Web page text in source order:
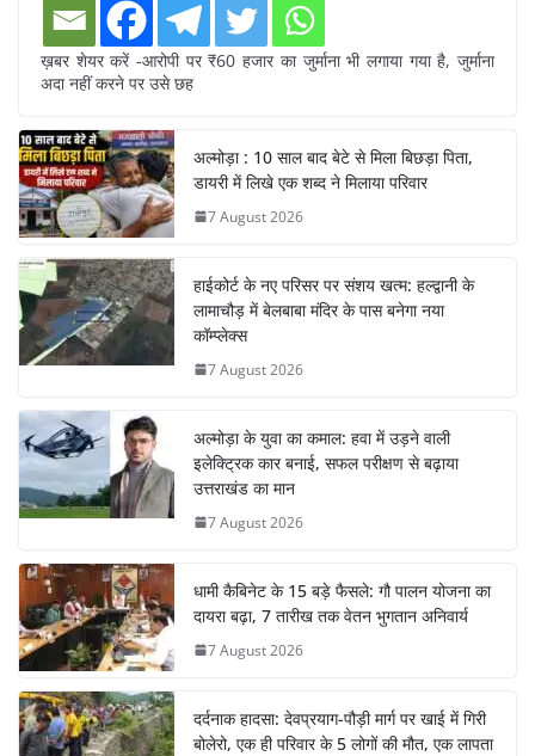
ख़बर शेयर करें -आरोपी पर ₹60 हजार का जुर्माना भी लगाया गया है, जुर्माना
अदा नहीं करने पर उसे छह
अल्मोड़ा : 10 साल बाद बेटे से मिला बिछड़ा पिता,
डायरी में लिखे एक शब्द ने मिलाया परिवार
7 August 2026
हाईकोर्ट के नए परिसर पर संशय खत्म: हल्द्वानी के
लामाचौड़ में बेलबाबा मंदिर के पास बनेगा नया
कॉम्प्लेक्स
7 August 2026
अल्मोड़ा के युवा का कमाल: हवा में उड़ने वाली
इलेक्ट्रिक कार बनाई, सफल परीक्षण से बढ़ाया
उत्तराखंड का मान
7 August 2026
धामी कैबिनेट के 15 बड़े फैसले: गौ पालन योजना का
दायरा बढ़ा, 7 तारीख तक वेतन भुगतान अनिवार्य
7 August 2026
दर्दनाक हादसा: देवप्रयाग-पौड़ी मार्ग पर खाई में गिरी
बोलेरो, एक ही परिवार के 5 लोगों की मौत, एक लापता